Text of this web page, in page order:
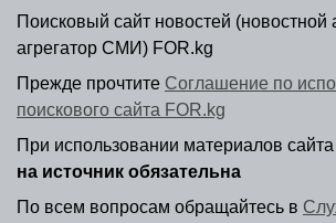
Поисковый сайт новостей (новостной
агрегатор СМИ) FOR.kg
Прежде прочтите Соглашение по
поискового сайта FOR.kg
При использовании материалов
на источник обязательна
По всем вопросам обращайтесь в